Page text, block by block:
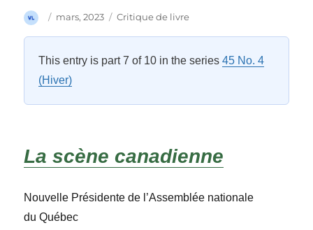
Auteur
Publié
mars, 2023 Catégories
Critique de livre
This entry is part 7 of 10 in the series45 No. 4
(Hiver)
La scène canadienne
Nouvelle Présidente de l’Assemblée nationale
du Québec